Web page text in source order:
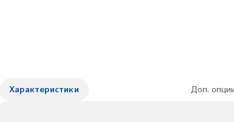
Характеристики Доп.